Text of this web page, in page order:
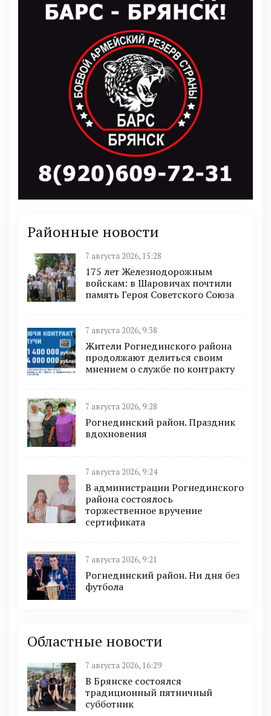
Районные новости
7 августа 2026, 15:28
175 лет Железнодорожным
войскам: в Шаровичах почтили
память Героя Советского Союза
7 августа 2026, 9:38
Жители Рогнединского района
продолжают делиться своим
мнением о службе по контракту
7 августа 2026, 9:28
Рогнединский район. Праздник
вдохновения
7 августа 2026, 9:24
В администрации Рогнединского
района состоялось
торжественное вручение
сертификата
7 августа 2026, 9:21
Рогнединский район. Ни дня без
футбола
Областные новости
7 августа 2026, 16:29
В Брянске состоялся
традиционный пятничный
субботник